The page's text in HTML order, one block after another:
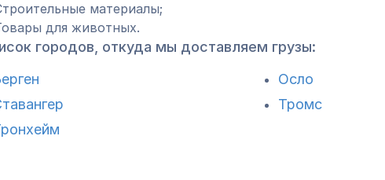
материалы;
для животных.
городов, откуда мы доставляем грузы:
Осло
Тромс